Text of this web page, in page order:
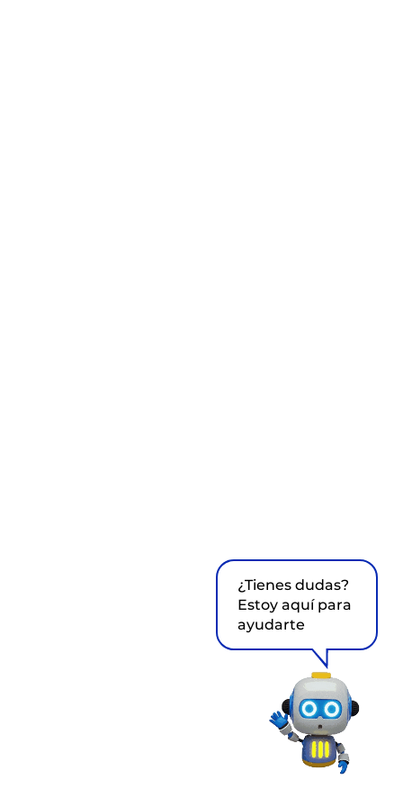
¿Tienes dudas?
Estoy aquí para
ayudarte